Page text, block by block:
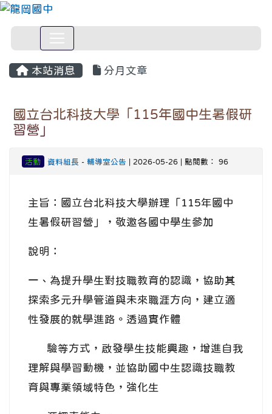
本站消息 分月文章
國立台北科技大學「115年國中生暑假研
習營」
活動 資料組長 - 輔導室公告 | 2026-05-26 | 點閱數： 96
主旨：國立台北科技大學辦理「115年國中
生暑假研習營」，敬邀各國中學生參加
說明：
一、為提升學生對技職教育的認識，協助其
探索多元升學管道與未來職涯方向，建立適
性發展的就學進路。透過實作體
驗等方式，啟發學生技能興趣，增進自我
理解與學習動機，並協助國中生認識技職教
育與專業領域特色，強化生